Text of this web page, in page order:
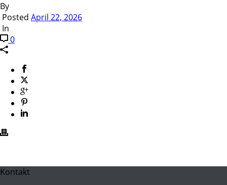
By
Posted April 22, 2026
In
0
Kontakt